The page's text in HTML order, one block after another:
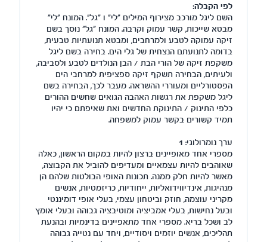
לפי הקבלה:
השם ליגל מורכב מצירוף המילים "לי" ו "גל". המונח "לי"
מבטא שייכות, קשר עמוק וקרבה. המונח "גל" נוסך בשם
זיקה עמוקה לטבע ולמרחבים, ומבטא תנועתיות טבעית,
בדומה לתנועתם הנצחית של גלי הים. בחירה בשם ליגל
משקפת זיקה של הורי הבת / הבן הנולדים לטבע ולסביבה,
ולעיתים, הבחירה תשקף זיקה ספציפית למרחבי הים
הפסטורליים ומעוררי ההשראה. מעבר לכך, הבחירה בשם
ליגל משקפת את רגשות האהבה הגואים שחשים ההורים
כלפי התינוק / התינוקת החדשים ואת שאיפתם כי יהיו
תמיד קשורים בקשר עמוק למשפחה.
ערך נומרולוגי: 1
מספרי אחד מאופיינים ברצון להיות במקום הראשון, כאלה
שאוהבים להיות עצמאיים ומעדיפים להוביל את הקבוצה,
מאשר להיות חלק ממנה. תכונות האופי הבולטות שלהם הן
מנהיגות, אינדיווידואליות, ייחודיות, כריזמטיות, אנשים
מקריני עוצמה, חוזק וביטחון עצמי, בעלי אופי דומיננטי
ובעל נחישות, בעלי אמביציה ומוטיבציה גבוהה ובעלי אומץ
לב ושכל בריא. מספרי אחד מתאפיינים בדינמיות ובהנעת
תהליכים, אנשים יוזמים ויסודיים, ויחד עם נטייה גבוהה